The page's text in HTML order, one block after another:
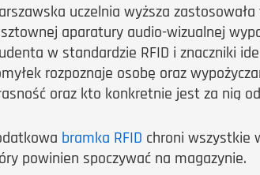
uczelnia wyższa
aparatury audio-wizualnej
w standardzie RFID i znaczniki
rozpoznaje osobę oraz
oraz kto konkretnie jest za nią
bramka RFID chroni wszystkie
powinien spoczywać na magazynie.